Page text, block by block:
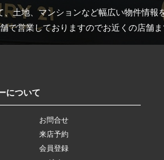
、土地、マンションなど幅広い物件情
で営業しておりますのでお近くの店舗
について
お問合せ
来店予約
会員登録